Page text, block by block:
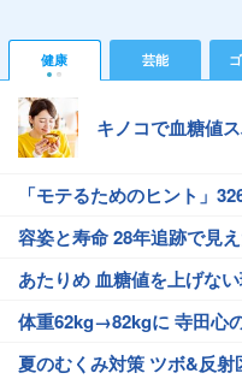
健康 芸能
キノコで血糖値
「モテるためのヒント」
容姿と寿命 28年追跡で見
あたりめ 血糖値を上げな
体重62kg→82kgに 寺田心
夏のむくみ対策 ツボ&反射